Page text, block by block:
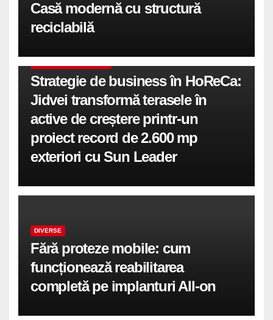
Casă modernă cu structură
reciclabilă
Strategie de business în HoReCa:
Jidvei transformă terasele în
active de creștere printr-un
proiect record de 2.600 mp
exteriori cu Sun Leader
DIVERSE
Fără proteze mobile: cum
funcționează reabilitarea
completă pe implanturi All-on